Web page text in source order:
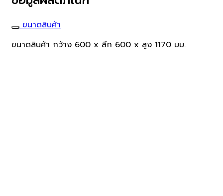
ซม.
DWD
ขนาดสินค้า
ขนาดสินค้า กว้าง 600 x ลึก 600 x สูง 1170 มม.